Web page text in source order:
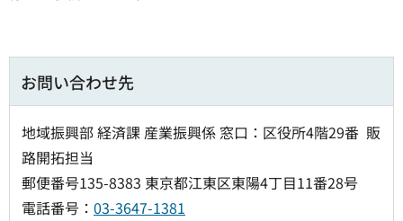
お問い合わせ先
地域振興部 経済課 産業振興係 窓口：区役所4階29番 販
路開拓担当
郵便番号135-8383 東京都江東区東陽4丁目11番28号
電話番号： 03-3647-1381